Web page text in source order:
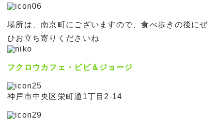
場所は、南京町にございますので、食べ歩きの後にぜ
ひお立ち寄りくださいね
フクロウカフェ・ビビ＆ジョージ
神戸市中央区栄町通1丁目2-14